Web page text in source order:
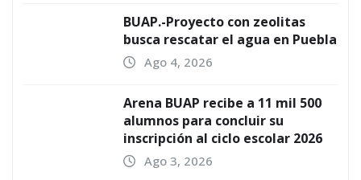
BUAP.-Proyecto con zeolitas
busca rescatar el agua en Puebla
Ago 4, 2026
Arena BUAP recibe a 11 mil 500
alumnos para concluir su
inscripción al ciclo escolar 2026
Ago 3, 2026